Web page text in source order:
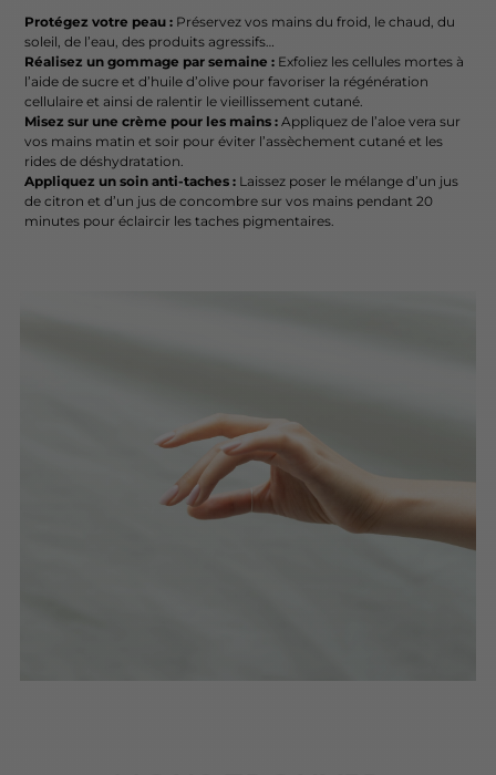
Protégez votre peau : Préservez vos mains du froid, le chaud, du
soleil, de l’eau, des produits agressifs…
Réalisez un gommage par semaine : Exfoliez les cellules mortes à
l’aide de sucre et d’huile d’olive pour favoriser la régénération
cellulaire et ainsi de ralentir le vieillissement cutané.
Misez sur une crème pour les mains : Appliquez de l’aloe vera sur
vos mains matin et soir pour éviter l’assèchement cutané et les
rides de déshydratation.
Appliquez un soin anti-taches : Laissez poser le mélange d’un jus
de citron et d’un jus de concombre sur vos mains pendant 20
minutes pour éclaircir les taches pigmentaires.